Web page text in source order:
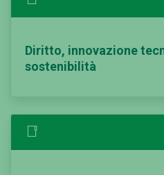
Diritto, innovazione
sostenibilità